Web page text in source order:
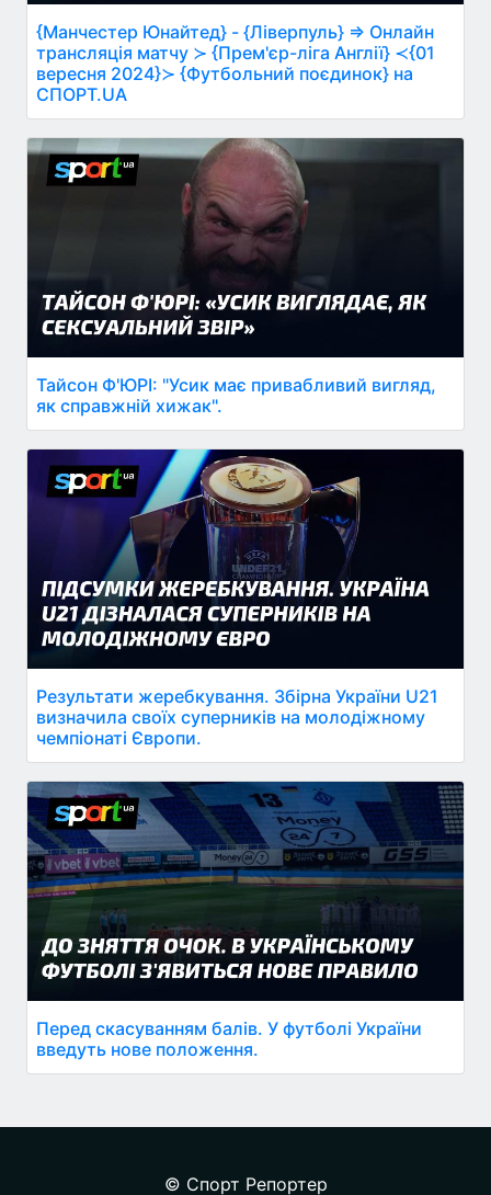
{Манчестер Юнайтед} - {Ліверпуль} ⇒ Онлайн
трансляція матчу ≻ {Прем'єр-ліга Англії} ≺{01
вересня 2024}≻ {Футбольний поєдинок} на
СПОРТ.UA
Тайсон Ф'ЮРІ: "Усик має привабливий вигляд,
як справжній хижак".
Результати жеребкування. Збірна України U21
визначила своїх суперників на молодіжному
чемпіонаті Європи.
Перед скасуванням балів. У футболі України
введуть нове положення.
© Спорт Репортер